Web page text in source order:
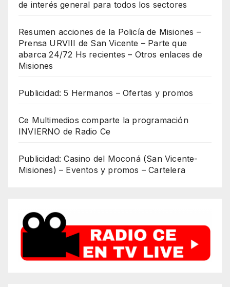
de interés general para todos los sectores
Resumen acciones de la Policía de Misiones –
Prensa URVIII de San Vicente – Parte que
abarca 24/72 Hs recientes – Otros enlaces de
Misiones
Publicidad: 5 Hermanos – Ofertas y promos
Ce Multimedios comparte la programación
INVIERNO de Radio Ce
Publicidad: Casino del Moconá (San Vicente-
Misiones) – Eventos y promos – Cartelera